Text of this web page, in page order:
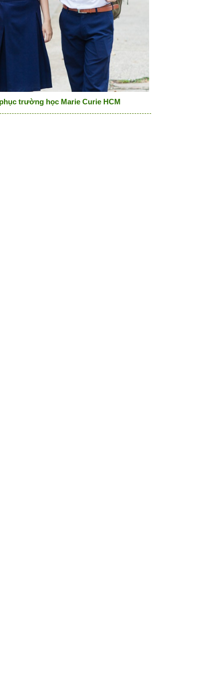
trường học Marie Curie HCM